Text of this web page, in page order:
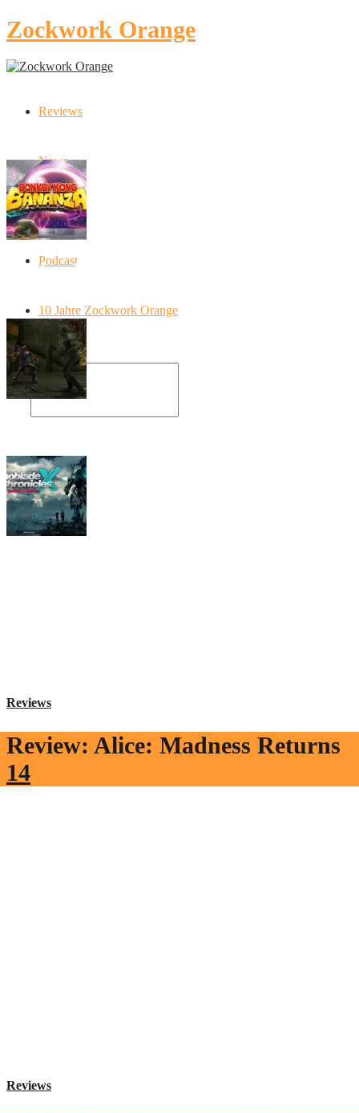
Zockwork Orange
Reviews
News
Artikel
Podcast
10 Jahre Zockwork Orange
Donkey Kong Bananza: “Ich mache alles
Reviews
Review: Alice: Madness Returns
14
Reviews